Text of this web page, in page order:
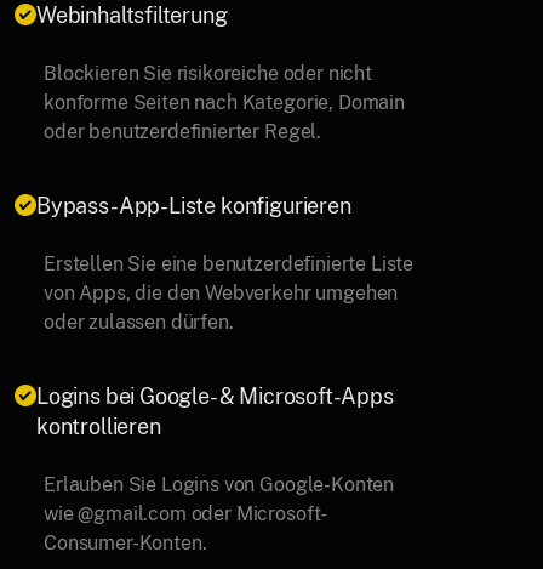
Webinhaltsfilterung
Blockieren Sie risikoreiche oder nicht
konforme Seiten nach Kategorie, Domain
oder benutzerdefinierter Regel.
Bypass-App-Liste konfigurieren
Erstellen Sie eine benutzerdefinierte Liste
von Apps, die den Webverkehr umgehen
oder zulassen dürfen.
Logins bei Google- & Microsoft-Apps
kontrollieren
Erlauben Sie Logins von Google-Konten
wie @gmail.com oder Microsoft-
Consumer-Konten.